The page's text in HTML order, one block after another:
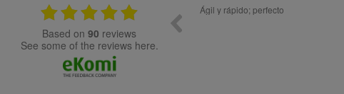
based on 90 reviews
see some of the reviews here.
Muy bien